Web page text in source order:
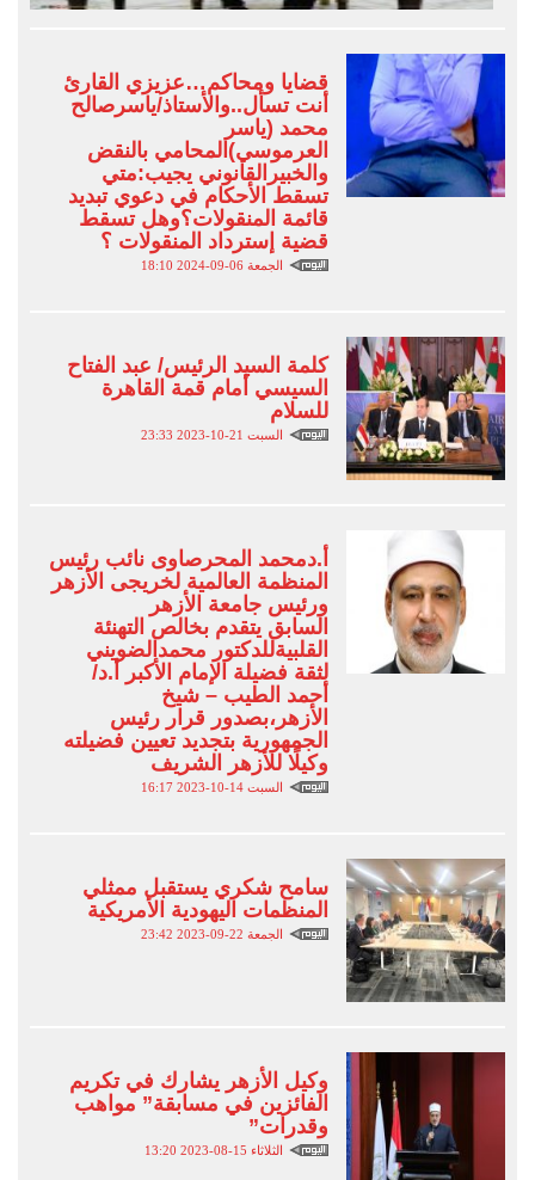
قضايا ومحاكم…عزيزي القارئ
أنت تسأل..والأستاذ/ياسرصالح
محمد (ياسر
العرموسي)المحامي بالنقض
والخبيرالقانوني يجيب:متي
تسقط الأحكام في دعوي تبديد
قائمة المنقولات؟وهل تسقط
قضية إسترداد المنقولات ؟
الجمعة 06-09-2024 18:10
كلمة السيد الرئيس/ عبد الفتاح
السيسي أمام قمة القاهرة
للسلام
السبت 21-10-2023 23:33
أ.دمحمد المحرصاوى نائب رئيس
المنظمة العالمية لخريجى الأزهر
ورئيس جامعة الأزهر
السابق يتقدم بخالص التهنئة
القلبيةللدكتور محمدالضويني
لثقة فضيلة الإمام الأكبر أ.د/
أحمد الطيب – شيخ
الأزهر،بصدور قرار رئيس
الجمهورية بتجديد تعيين فضيلته
وكيلًا للأزهر الشريف
السبت 14-10-2023 16:17
سامح شكري يستقبل ممثلي
المنظمات اليهودية الأمريكية
الجمعة 22-09-2023 23:42
وكيل الأزهر يشارك في تكريم
الفائزين في مسابقة” مواهب
وقدرات”
الثلاثاء 15-08-2023 13:20